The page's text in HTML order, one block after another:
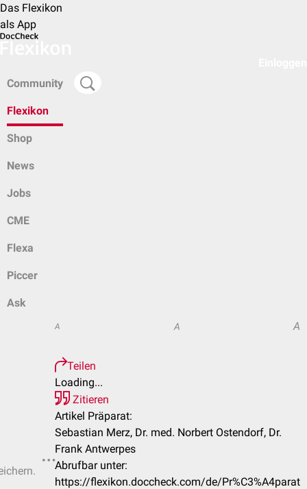
Das Flexikon
als App
Community
Flexikon
Shop
News
Jobs
CME
Flexa
Piccer
Ask
A A A
Teilen
Loading...
Zitieren
Artikel Präparat:
Sebastian Merz, Dr. med. Norbert Ostendorf, Dr.
Frank Antwerpes
Abrufbar unter:
https://flexikon.doccheck.com/de/Pr%C3%A4parat